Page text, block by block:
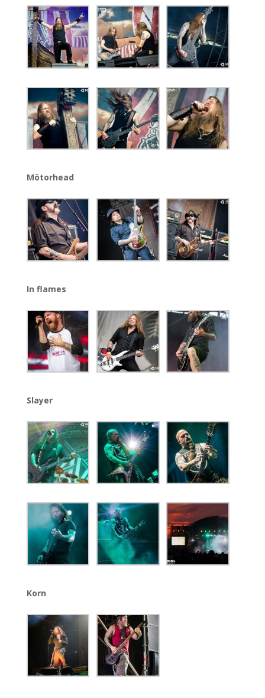
Mötorhead
In flames
Slayer
Korn